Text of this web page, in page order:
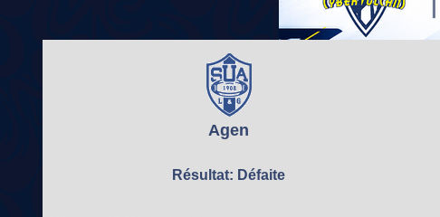
Agen
Résultat: Défaite